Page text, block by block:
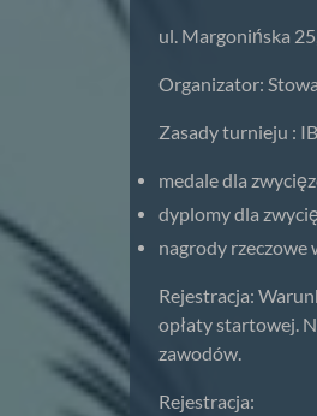
ul. Margonińska
Organizator:
Zasady turnieju :
medale dla
dyplomy dla
nagrody rzeczowe
Rejestracja:
opłaty startowej.
zawodów.
Rejestracja: